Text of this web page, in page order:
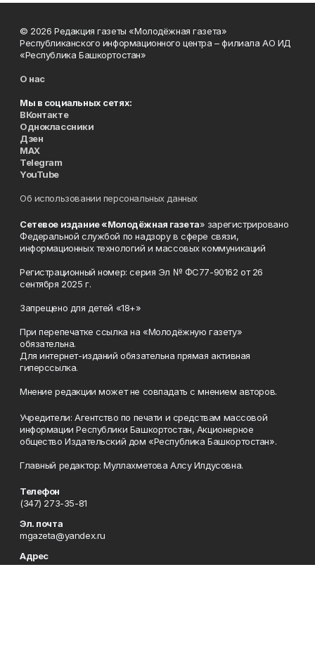
© 2026 Редакция газеты «Молодёжная газета»
Республиканского информационного центра – филиала АО ИД
«Республика Башкортостан»
О нас
Мы в социальных сетях:
ВКонтакте
Одноклассники
Дзен
MAX
Telegram
YouTube
Об использовании персональных данных
Сетевое издание «Молодёжная газета» зарегистрировано
Федеральной службой по надзору в сфере связи,
информационных технологий и массовых коммуникаций
Регистрационный номер: серия Эл № ФС77-90162 от 26
сентября 2025 г.
Запрещено для детей «18+»
При перепечатке ссылка на «Молодёжную газету»
обязательна.
Для интернет-изданий обязательна прямая активная
гиперссылка.
Мнение редакции может не совпадать с мнением авторов.
Учредители: Агентство по печати и средствам массовой
информации Республики Башкортостан, Акционерное
общество Издательский дом «Республика Башкортостан».
Главный редактор: Муллахметова Алсу Илдусовна.
Телефон
(347) 273-35-81
Эл. почта
mgazeta@yandex.ru
Адрес
450079, Республика Башкортостан, г. Уфа, ул. 50-летия